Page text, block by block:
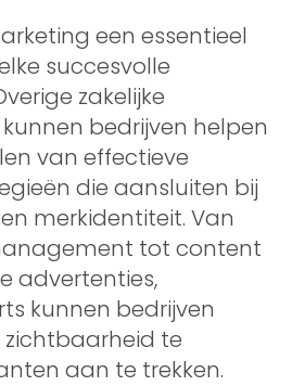
een essentieel
succesvolle
zakelijke
bedrijven helpen
van effectieve
die aansluiten bij
merkidentiteit. Van
tot content
advertenties,
kunnen bedrijven
te
aan te trekken.